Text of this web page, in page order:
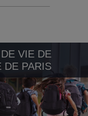
VIE DE
DE PARIS